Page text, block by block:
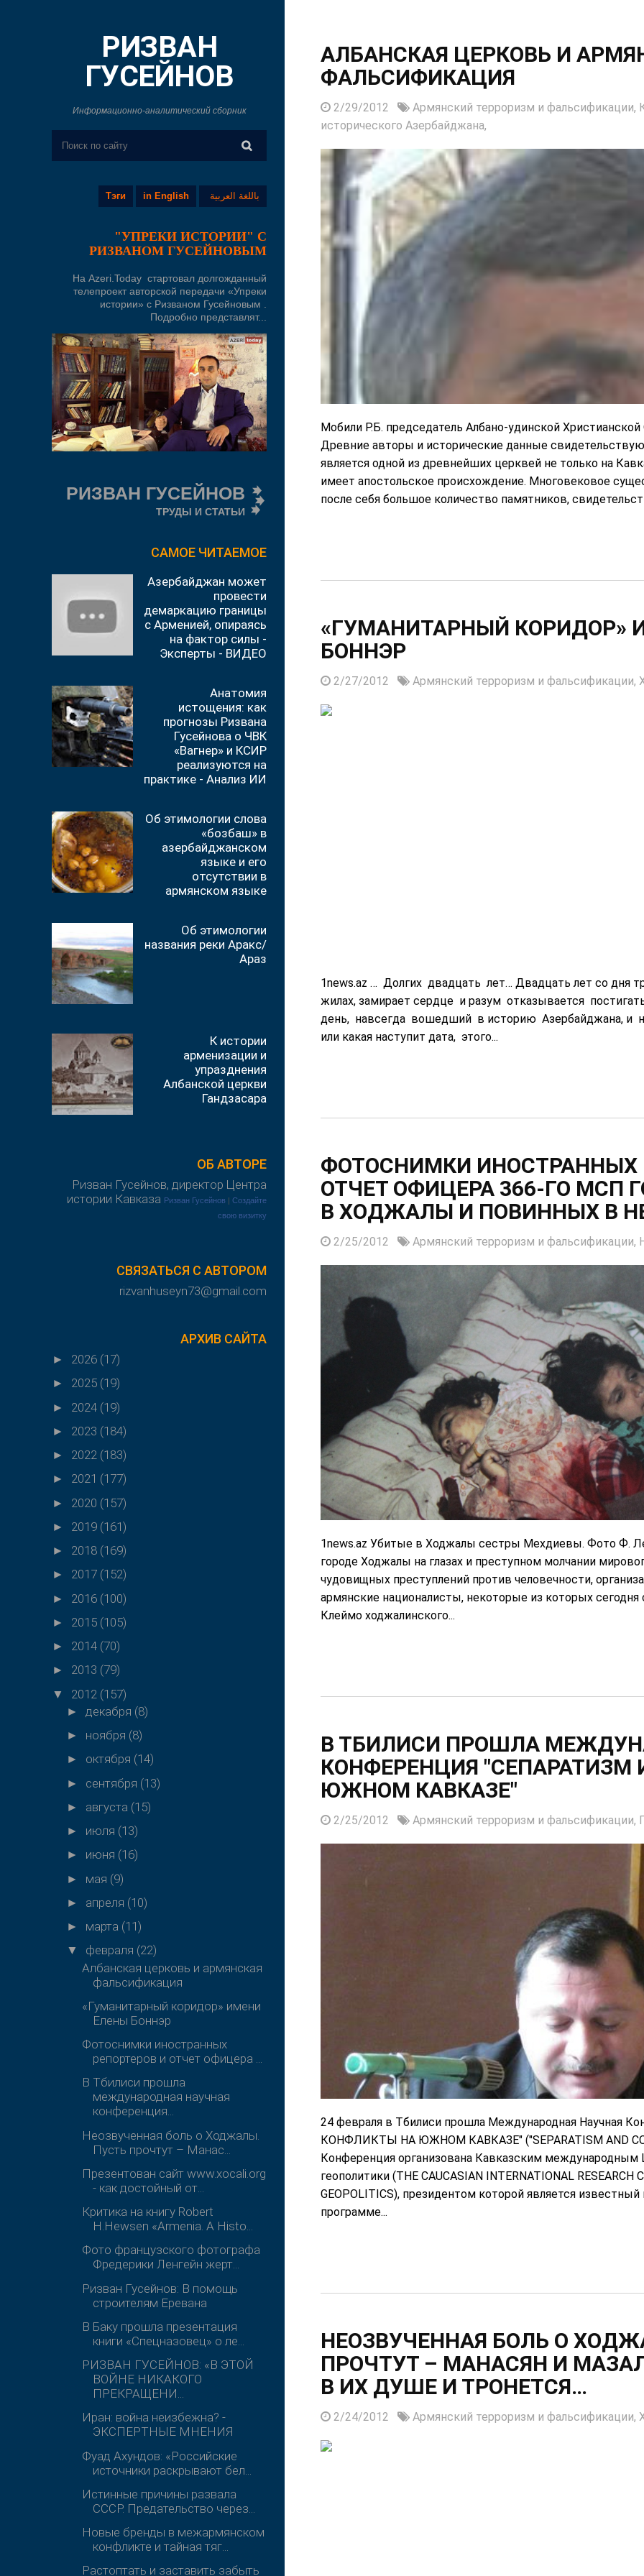
РИЗВАН
ГУСЕЙНОВ
Информационно-аналитический сборник
باللغة العربية in English
Тэги
"УПРЕКИ ИСТОРИИ" С
РИЗВАНОМ ГУСЕЙНОВЫМ
На Azeri.Today стартовал долгожданный
телепроект авторской передачи «Упреки
истории» с Ризваном Гусейновым .
Подробно представлят...
РИЗВАН ГУСЕЙНОВ
ТРУДЫ И СТАТЬИ
САМОЕ ЧИТАЕМОЕ
Азербайджан может
провести
демаркацию границы
с Арменией, опираясь
на фактор силы -
Эксперты - ВИДЕО
Анатомия
истощения: как
прогнозы Ризвана
Гусейнова о ЧВК
«Вагнер» и КСИР
реализуются на
практике - Анализ ИИ
Об этимологии слова
«бозбаш» в
азербайджанском
языке и его
отсутствии в
армянском языке
Об этимологии
названия реки Аракс/
Араз
К истории
арменизации и
упразднения
Албанской церкви
Гандзасара
ОБ АВТОРЕ
Ризван Гусейнов, директор Центра
истории Кавказа Ризван Гусейнов | Создайте
свою визитку
СВЯЗАТЬСЯ С АВТОРОМ
rizvanhuseyn73@gmail.com
АРХИВ САЙТА
► 2026 (17)
► 2025 (19)
► 2024 (19)
► 2023 (184)
► 2022 (183)
► 2021 (177)
► 2020 (157)
► 2019 (161)
► 2018 (169)
► 2017 (152)
► 2016 (100)
► 2015 (105)
► 2014 (70)
► 2013 (79)
▼ 2012 (157)
►декабря (8)
► ноября (8)
► октября (14)
► сентября (13)
► августа (15)
► июля (13)
► июня (16)
► мая (9)
► апреля (10)
► марта (11)
▼ февраля (22)
Албанская церковь и армянская
фальсификация
«Гуманитарный коридор» имени
Елены Боннэр
Фотоснимки иностранных
репортеров и отчет офицера ...
В Тбилиси прошла
международная научная
конференция...
Неозвученная боль о Ходжалы.
Пусть прочтут – Манас...
Презентован сайт www.xocali.org
- как достойный от...
Критика на книгу Robert
H.Hewsen «Armenia. A Histo...
Фото французского фотографа
Фредерики Ленгейн жерт...
Ризван Гусейнов: В помощь
строителям Еревана
В Баку прошла презентация
книги «Спецназовец» о ле...
РИЗВАН ГУСЕЙНОВ: «В ЭТОЙ
ВОЙНЕ НИКАКОГО
ПРЕКРАЩЕНИ...
Иран: война неизбежна? -
ЭКСПЕРТНЫЕ МНЕНИЯ
Фуад Ахундов: «Российские
источники раскрывают бел...
Истинные причины развала
СССР. Предательство через...
Новые бренды в межармянском
конфликте и тайная тяг...
Растоптать и заставить забыть
АЛБАНСКАЯ ЦЕРКОВЬ И
ФАЛЬСИФИКАЦИЯ
2/29/2012 Армянский терроризм и фальсификации,
исторического Азербайджана,
Мобили Р.Б. председатель Албано-удинской
Древние авторы и исторические данные
является одной из древнейших церквей не только на
имеет апостольское происхождение. Многовековое
после себя большое количество памятников,
«ГУМАНИТАРНЫЙ КОРИДОР»
БОННЭР
2/27/2012 Армянский терроризм и фальсификации,
1news.az … Долгих двадцать лет… Двадцать лет со дня
жилах, замирает сердце и разум отказывается
день, навсегда вошедший в историю Азербайджана, и
или какая наступит дата, этого...
ФОТОСНИМКИ ИНОСТРАННЫХ
ОТЧЕТ ОФИЦЕРА 366-ГО МСП
В ХОДЖАЛЫ И ПОВИННЫХ В
2/25/2012 Армянский терроризм и фальсификации,
1news.az Убитые в Ходжалы сестры Мехдиевы. Фото Ф.
городе Ходжалы на глазах и преступном молчании
чудовищных преступлений против человечности,
армянские националисты, некоторые из которых сегодня
Клеймо ходжалинского...
В ТБИЛИСИ ПРОШЛА
КОНФЕРЕНЦИЯ
ЮЖНОМ КАВКАЗЕ"
2/25/2012 Армянский терроризм и фальсификации,
24 февраля в Тбилиси прошла Международная Научная
КОНФЛИКТЫ НА ЮЖНОМ КАВКАЗЕ" ("SEPARATISM AND
Конференция организована Кавказским международным
геополитики (THE CAUCASIAN INTERNATIONAL RESEARCH
GEOPOLITICS), президентом которой является
программе...
НЕОЗВУЧЕННАЯ БОЛЬ О
ПРОЧТУТ – МАНАСЯН И
В ИХ ДУШЕ И ТРОНЕТСЯ…
2/24/2012 Армянский терроризм и фальсификации,